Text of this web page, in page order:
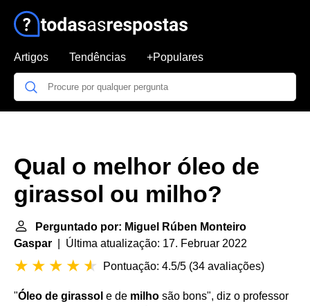
Artigos Tendências +Populares
Qual o melhor óleo de
girassol ou milho?
Perguntado por: Miguel Rúben Monteiro
Gaspar | Última atualização: 17. Februar 2022
Pontuação: 4.5/5 (34 avaliações)
"Óleo de girassol e de milho são bons", diz o professor